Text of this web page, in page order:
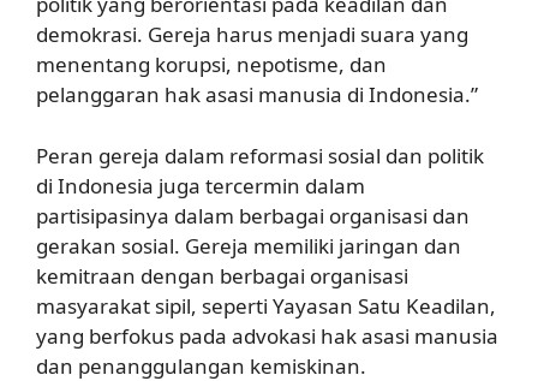
demokrasi. Gereja harus menjadi suara yang
menentang korupsi, nepotisme, dan
pelanggaran hak asasi manusia di Indonesia.”
Peran gereja dalam reformasi sosial dan politik
di Indonesia juga tercermin dalam
partisipasinya dalam berbagai organisasi dan
gerakan sosial. Gereja memiliki jaringan dan
kemitraan dengan berbagai organisasi
masyarakat sipil, seperti Yayasan Satu Keadilan,
yang berfokus pada advokasi hak asasi manusia
dan penanggulangan kemiskinan.